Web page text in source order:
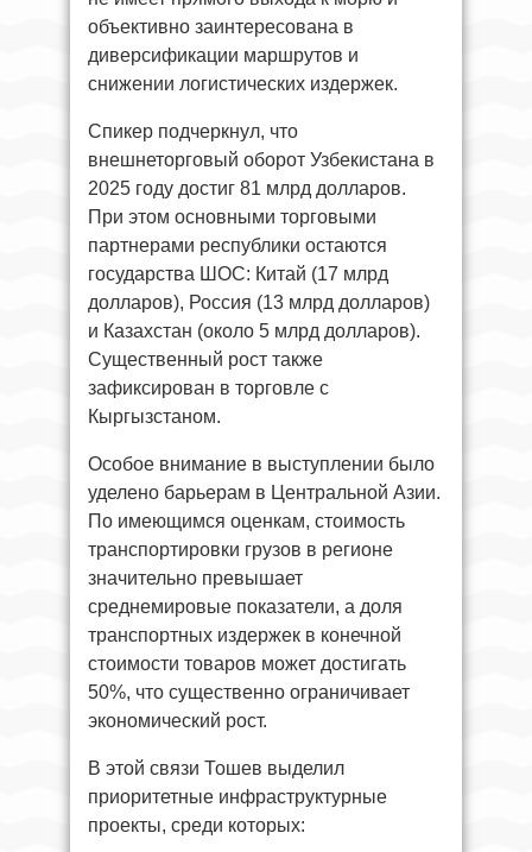
объективно заинтересована в
диверсификации маршрутов и
снижении логистических издержек.
Спикер подчеркнул, что
внешнеторговый оборот Узбекистана в
2025 году достиг 81 млрд долларов.
При этом основными торговыми
партнерами республики остаются
государства ШОС: Китай (17 млрд
долларов), Россия (13 млрд долларов)
и Казахстан (около 5 млрд долларов).
Существенный рост также
зафиксирован в торговле с
Кыргызстаном.
Особое внимание в выступлении было
уделено барьерам в Центральной Азии.
По имеющимся оценкам, стоимость
транспортировки грузов в регионе
значительно превышает
среднемировые показатели, а доля
транспортных издержек в конечной
стоимости товаров может достигать
50%, что существенно ограничивает
экономический рост.
В этой связи Тошев выделил
приоритетные инфраструктурные
проекты, среди которых: